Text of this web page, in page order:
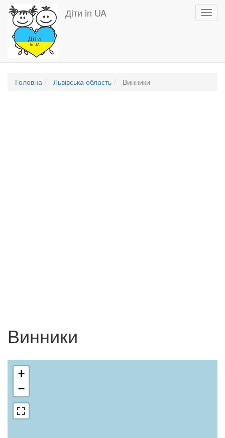
Перейти
основного
вмісту
Діти in UA
Головна Львівська область Винники
Винники
+
−